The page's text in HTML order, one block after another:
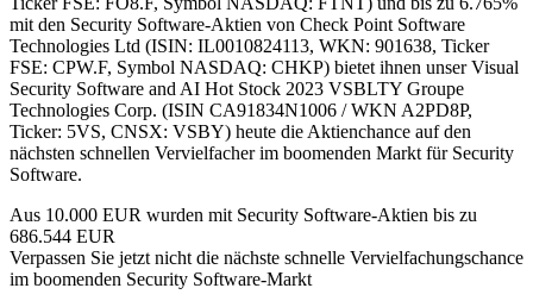
mit den Security Software-Aktien von Check Point Software
Technologies Ltd (ISIN: IL0010824113, WKN: 901638, Ticker
FSE: CPW.F, Symbol NASDAQ: CHKP) bietet ihnen unser Visual
Security Software and AI Hot Stock 2023 VSBLTY Groupe
Technologies Corp. (ISIN CA91834N1006 / WKN A2PD8P,
Ticker: 5VS, CNSX: VSBY) heute die Aktienchance auf den
nächsten schnellen Vervielfacher im boomenden Markt für Security
Software.
Aus 10.000 EUR wurden mit Security Software-Aktien bis zu
686.544 EUR
Verpassen Sie jetzt nicht die nächste schnelle Vervielfachungschance
im boomenden Security Software-Markt